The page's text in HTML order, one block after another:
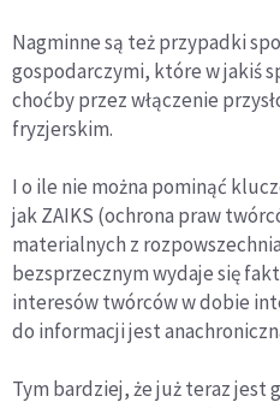
Nagminne są też przypadki
gospodarczymi, które w jakiś
choćby przez włączenie
fryzjerskim.
I o ile nie można pominąć
jak ZAIKS (ochrona praw
materialnych z
bezsprzecznym wydaje się
interesów twórców w dobie
do informacji jest
Tym bardziej, że już teraz jest